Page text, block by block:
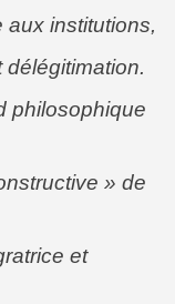
institutions,
philosophique
» de
et